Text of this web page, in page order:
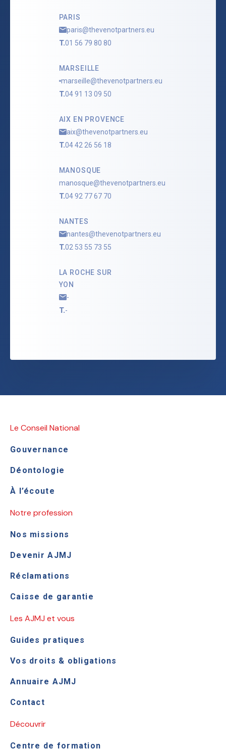
PARIS
paris@thevenotpartners.eu
T.01 56 79 80 80
MARSEILLE
marseille@thevenotpartners.eu
T.04 91 13 09 50
AIX EN PROVENCE
aix@thevenotpartners.eu
T.04 42 26 56 18
MANOSQUE
manosque@thevenotpartners.eu
T.04 92 77 67 70
NANTES
nantes@thevenotpartners.eu
T.02 53 55 73 55
LA ROCHE SUR
YON
-
T.-
Le Conseil National
Gouvernance
Déontologie
À l’écoute
Notre profession
Nos missions
Devenir AJMJ
Réclamations
Caisse de garantie
Les AJMJ et vous
Guides pratiques
Vos droits & obligations
Annuaire AJMJ
Contact
Découvrir
Centre de formation